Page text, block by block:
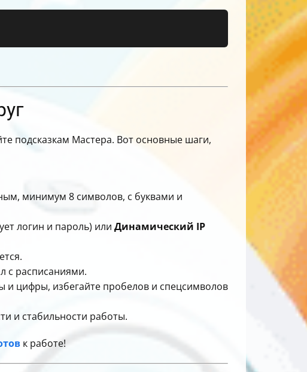
подсказкам Мастера. Вот основные шаги,
минимум 8 символов, с буквами и
логин и пароль) или Динамический IP
с расписаниями.
и цифры, избегайте пробелов и спецсимволов
и стабильности работы.
к работе!